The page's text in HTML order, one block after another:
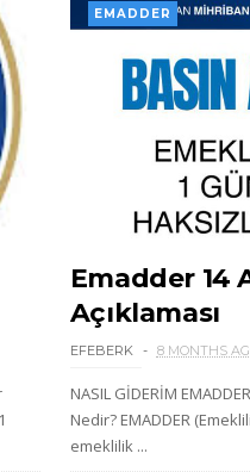
EMADDER
Emadder 14
Açıklaması
EFEBERK 8 MONTHS
NASIL GİDERİM
Nedir? EMADDER
emeklilik ...